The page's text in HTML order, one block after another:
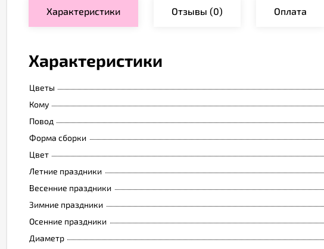
Характеристики Отзывы (0) Оплата
Характеристики
Цветы
Кому
Повод
Форма сборки
Цвет
Летние праздники
Весенние праздники
Зимние праздники
Осенние праздники
Диаметр